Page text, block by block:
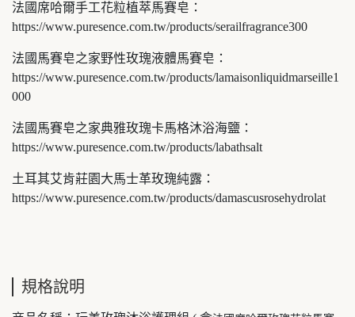
法國席哈爾手工花粒植萃馬賽皂：
https://www.puresence.com.tw/products/serailfragrance300
法國馬賽皂之家野性玫瑰液體馬賽皂：
https://www.puresence.com.tw/products/lamaisonliquidmarseille1
000
法國馬賽皂之家典雅玫瑰卡馬格沐浴海鹽：
https://www.puresence.com.tw/products/labathsalt
土耳其艾肯莊園大馬士革玫瑰純露：
https://www.puresence.com.tw/products/damascusrosehydrolat
規格說明